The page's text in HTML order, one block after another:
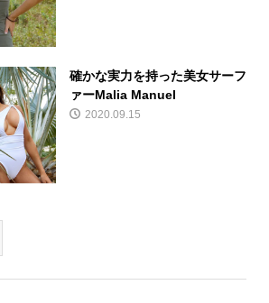
確かな実力を持った美女サーフ
ァーMalia Manuel
2020.09.15